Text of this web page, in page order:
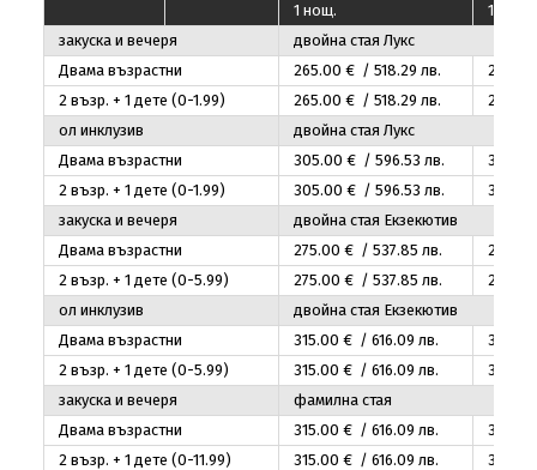
1 нощ.
1 нощ.
закуска и вечеря
двойна стая Лукс
Двама възрастни
265.00 € / 518.29 лв. 285
2 възр. + 1 дете (0-1.99)
265.00 € / 518.29 лв. 285
ол инклузив
двойна стая Лукс
Двама възрастни
305.00 € / 596.53 лв. 325
2 възр. + 1 дете (0-1.99)
305.00 € / 596.53 лв. 325
закуска и вечеря
двойна стая Екзекютив
Двама възрастни
275.00 € / 537.85 лв. 295
2 възр. + 1 дете (0-5.99)
275.00 € / 537.85 лв. 295
ол инклузив
двойна стая Екзекютив
Двама възрастни
315.00 € / 616.09 лв. 335
2 възр. + 1 дете (0-5.99)
315.00 € / 616.09 лв. 335
закуска и вечеря
фамилна стая
Двама възрастни
315.00 € / 616.09 лв. 335
2 възр. + 1 дете (0-11.99)
315.00 € / 616.09 лв. 335